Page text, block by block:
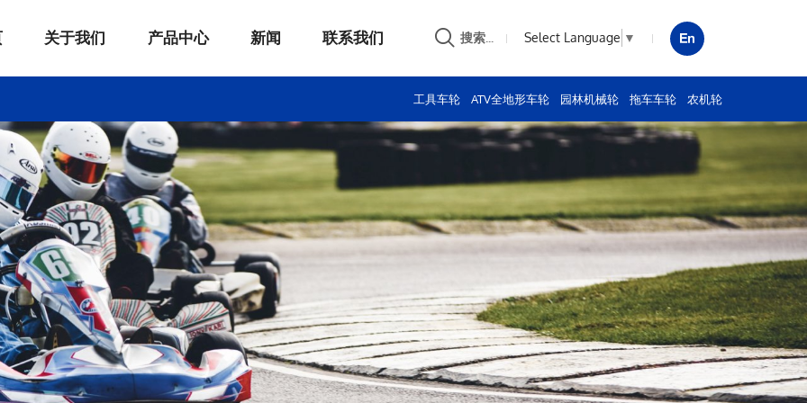
关于我们 产品中心 新闻 联系我们 搜索... Select Language ▼
工具车轮 ATV全地形车轮 园林机械轮 拖车车轮 农机轮